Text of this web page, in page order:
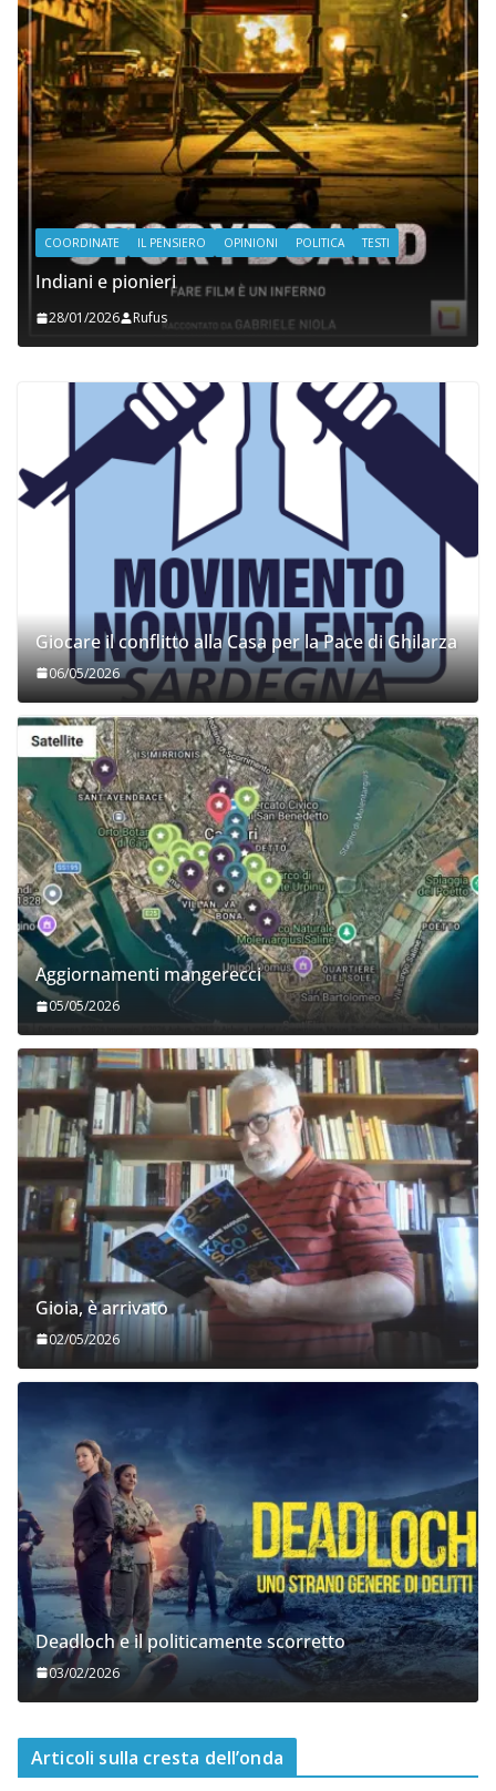
COORDINATE IL PENSIERO OPINIONI POLITICA TESTI
Indiani e pionieri
28/01/2026 Rufus
Giocare il conflitto alla Casa per la Pace di Ghilarza
06/05/2026
Aggiornamenti mangerecci
05/05/2026
Gioia, è arrivato
02/05/2026
Deadloch e il politicamente scorretto
03/02/2026
Articoli sulla cresta dell’onda